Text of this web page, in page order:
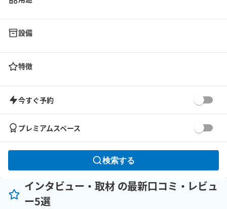
設備
特徴
今すぐ予約
プレミアムスペース
検索する
インタビュー・取材 の最新口コミ・レビュ
ー5選